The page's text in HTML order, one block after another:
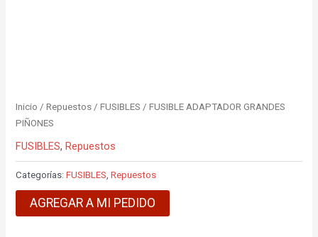
Inicio /Repuestos /FUSIBLES / FUSIBLE ADAPTADOR GRANDES
PIÑONES
FUSIBLES,Repuestos
Categorías:FUSIBLES ,Repuestos
AGREGAR A MI PEDIDO